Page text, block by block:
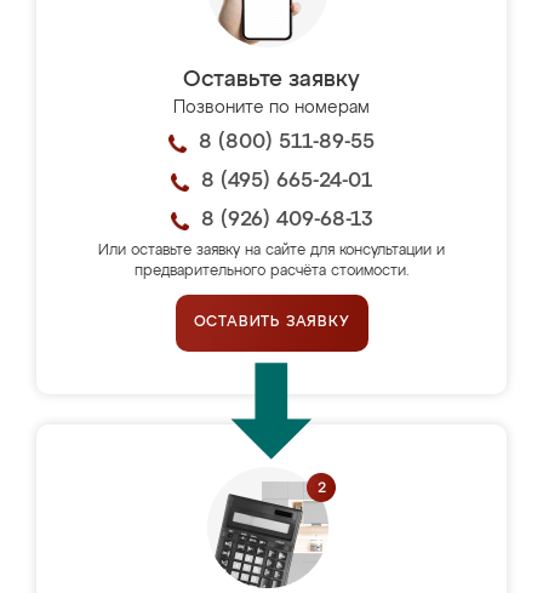
Оставьте заявку
Позвоните по номерам
8 (800) 511-89-55
8 (495) 665-24-01
8 (926) 409-68-13
Или оставьте заявку на сайте для консультации и
предварительного расчёта стоимости.
ОСТАВИТЬ ЗАЯВКУ